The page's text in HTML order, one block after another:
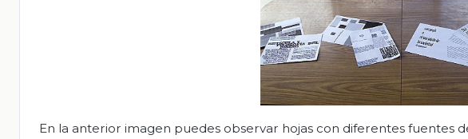
En la anterior imagen puedes observar hojas con diferentes fuentes